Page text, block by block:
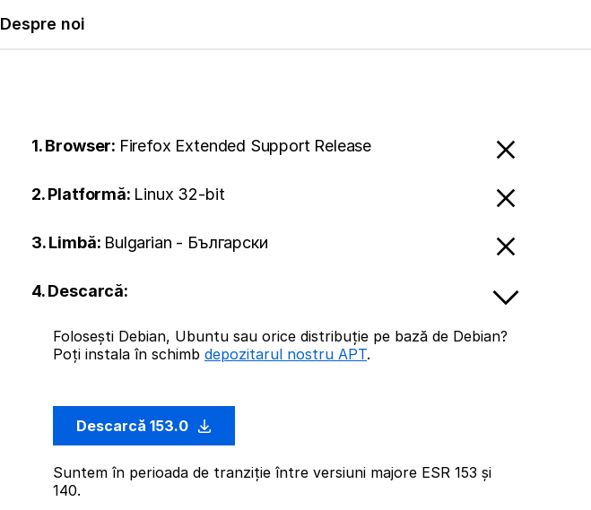
Despre noi
1. Browser: Firefox Extended Support Release
2. Platformă: Linux 32-bit
3. Limbă: Bulgarian - Български
4. Descarcă:
Folosești Debian, Ubuntu sau orice distribuție pe bază de Debian?
Poți instala în schimb depozitarul nostru APT.
Descarcă 153.0
Suntem în perioada de tranziție între versiuni majore ESR 153 și
140.